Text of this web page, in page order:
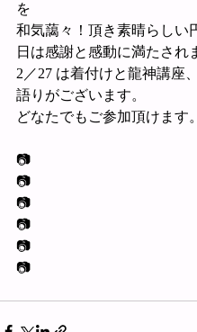
を
和気藹々！頂き素晴らしい
日は感謝と感動に満たされ
2／27 は着付けと龍神講座
語りがございます。
どなたでもご参加頂けます。
📷
📷
📷
📷
📷
📷